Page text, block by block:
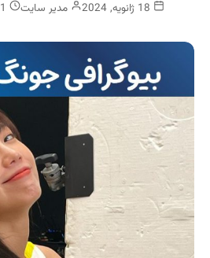
مدیر سایت